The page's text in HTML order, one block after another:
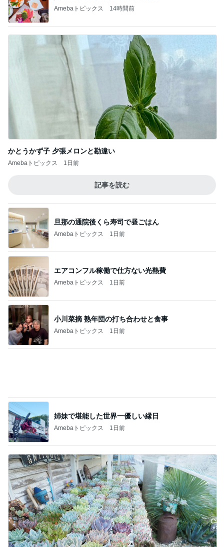
かとうかず子 夕張メロンと勘違い
1日前
記事を読む
Amebaトピックス 1日前
エアコンフル稼働で仕方ない光熱費
Amebaトピックス 1日前
小川菜摘 熟年団の打ち合わせと食事
Amebaトピックス 1日前
姉妹で堪能した世界一優しい縁日
Amebaトピックス 1日前
多肉の水やりで禁物なタイミング
Amebaトピックス 1日前
記事を読む
旦那が原因を指摘した窓の汚れ